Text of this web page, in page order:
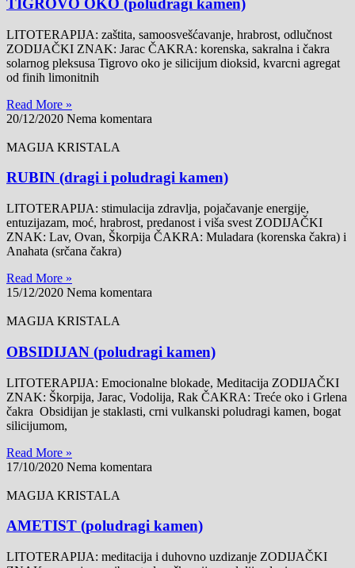
TIGROVO OKO (poludragi kamen)
LITOTERAPIJA: zaštita, samoosvešćavanje, hrabrost, odlučnost
ZODIJAČKI ZNAK: Jarac ČAKRA: korenska, sakralna i čakra
solarnog pleksusa Tigrovo oko je silicijum dioksid, kvarcni agregat
od finih limonitnih
Read More »
20/12/2020 Nema komentara
MAGIJA KRISTALA
RUBIN (dragi i poludragi kamen)
LITOTERAPIJA: stimulacija zdravlja, pojačavanje energije,
entuzijazam, moć, hrabrost, predanost i viša svest ZODIJAČKI
ZNAK: Lav, Ovan, Škorpija ČAKRA: Muladara (korenska čakra) i
Anahata (srčana čakra)
Read More »
15/12/2020 Nema komentara
MAGIJA KRISTALA
OBSIDIJAN (poludragi kamen)
LITOTERAPIJA: Emocionalne blokade, Meditacija ZODIJAČKI
ZNAK: Škorpija, Jarac, Vodolija, Rak ČAKRA: Treće oko i Grlena
čakra Obsidijan je staklasti, crni vulkanski poludragi kamen, bogat
silicijumom,
Read More »
17/10/2020 Nema komentara
MAGIJA KRISTALA
AMETIST (poludragi kamen)
LITOTERAPIJA: meditacija i duhovno uzdizanje ZODIJAČKI